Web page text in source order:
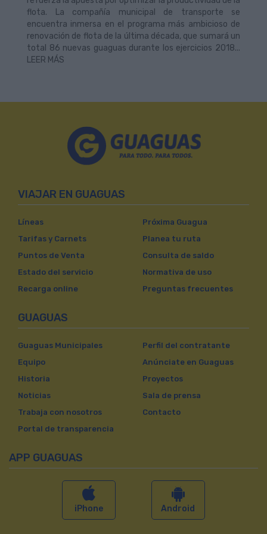
flota. La compañía municipal de transporte se
encuentra inmersa en el programa más ambicioso de
renovación de flota de la última década, que sumará un
total 86 nuevas guaguas durante los ejercicios 2018...
LEER MÁS
VIAJAR EN GUAGUAS
Líneas
Tarifas y Carnets
Puntos de Venta
Estado del servicio
Recarga online
Próxima Guagua
Planea tu ruta
Consulta de saldo
Normativa de uso
Preguntas frecuentes
GUAGUAS
Guaguas Municipales
Equipo
Historia
Noticias
Trabaja con nosotros
Portal de transparencia
Perfil del contratante
Anúnciate en Guaguas
Proyectos
Sala de prensa
Contacto
APP GUAGUAS
iPhone Android